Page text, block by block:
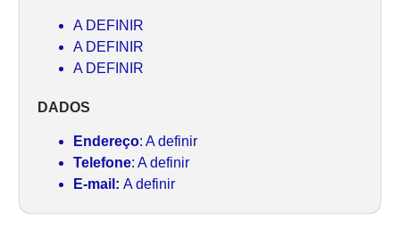
A DEFINIR
A DEFINIR
A DEFINIR
DADOS
Endereço: A definir
Telefone: A definir
E-mail: A definir